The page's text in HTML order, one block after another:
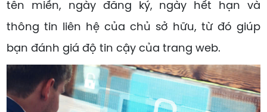
tên miền, ngày đăng ký, ngày hết hạn và
thông tin liên hệ của chủ sở hữu, từ đó giúp
bạn đánh giá độ tin cậy của trang web.